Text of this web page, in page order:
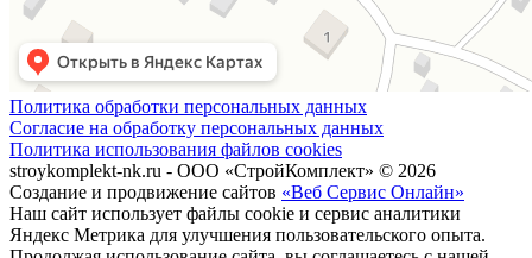
Политика обработки персональных данных
Согласие на обработку персональных данных
Политика использования файлов cookies
stroykomplekt-nk.ru - ООО «СтройКомплект» © 2026
Создание и продвижение сайтов «Веб Сервис Онлайн»
Наш сайт использует файлы cookie и сервис аналитики
Яндекс Метрика для улучшения пользовательского опыта.